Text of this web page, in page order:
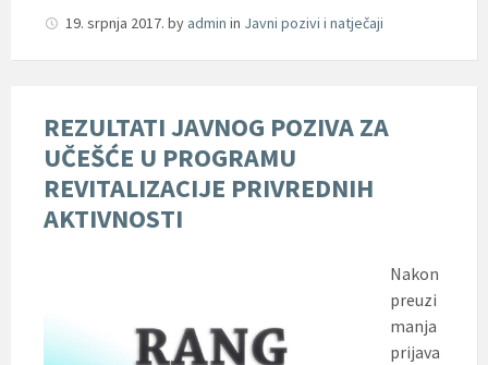
19. srpnja 2017. by admin in Javni pozivi i natječaji
REZULTATI JAVNOG POZIVA ZA
UČEŠĆE U PROGRAMU
REVITALIZACIJE PRIVREDNIH
AKTIVNOSTI
Nakon
preuzi
manja
prijava